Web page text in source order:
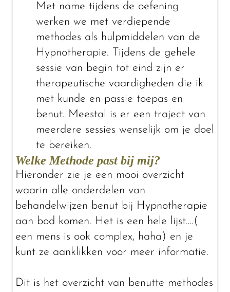
Met name tijdens de oefening
werken we met verdiepende
methodes als hulpmiddelen van de
Hypnotherapie. Tijdens de gehele
sessie van begin tot eind zijn er
therapeutische vaardigheden die ik
met kunde en passie toepas en
benut. Meestal is er een traject van
meerdere sessies wenselijk om je doel
te bereiken.
Welke Methode past bij mij?
Hieronder zie je een mooi overzicht
waarin alle onderdelen van
behandelwijzen benut bij Hypnotherapie
aan bod komen. Het is een hele lijst….(
een mens is ook complex, haha) en je
kunt ze aanklikken voor meer informatie.
Dit is het overzicht van benutte methodes